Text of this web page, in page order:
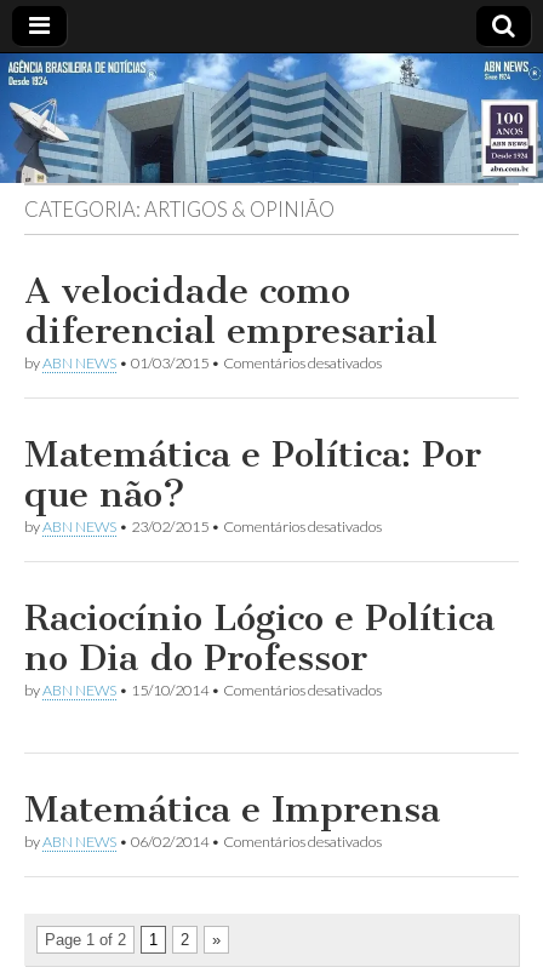
ABN
AGÊNCIA
BRASILEIRA
DE
NOTÍCIAS
DESDE
1924
CATEGORIA:ARTIGOS & OPINIÃO
A velocidade como
diferencial empresarial
byABN NEWS • 01/03/2015 • Comentários desativadosem
velocidade
diferencial
empresarial
Matemática e Política: Por
que não?
byABN NEWS • 23/02/2015 • Comentários desativadosem
e
Por
que
Raciocínio Lógico e Política
no Dia do Professor
byABN NEWS • 15/10/2014• Comentários desativadosem
Dia
do
Professor
Matemática e Imprensa
byABN NEWS • 06/02/2014• Comentários desativadosem
e
Page 1 of 2 1 2 »